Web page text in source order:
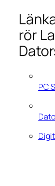
rör
PC